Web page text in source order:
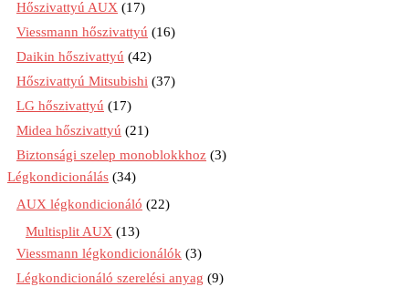
Hőszivattyú AUX (17)
Viessmann hőszivattyú (16)
Daikin hőszivattyú (42)
Hőszivattyú Mitsubishi (37)
LG hőszivattyú (17)
Midea hőszivattyú (21)
Biztonsági szelep monoblokkhoz (3)
Légkondicionálás (34)
AUX légkondicionáló (22)
Multisplit AUX (13)
Viessmann légkondicionálók (3)
Légkondicionáló szerelési anyag (9)